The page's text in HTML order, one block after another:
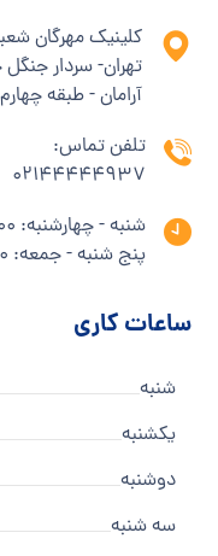
کلینیک مهرگان
تهران- سردار
آرامان - طبقه چهارم
تلفن تماس:
02144444937
شنبه - چهارشنبه: 8.00 - 20.00
پنج شنبه - جمعه: 9.00 - 16.00
ساعات کاری
شنبه
یکشنبه
دوشنبه
سه شنبه